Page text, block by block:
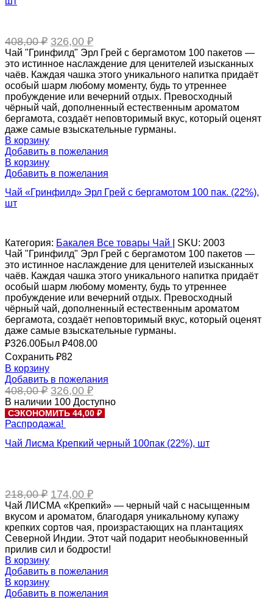
408,00₽ Первоначальная
цена
составляла
408,00 ₽.
326,00 ₽Текущая
цена:
326,00 ₽.
Чай "Гринфилд" Эрл Грей с бергамотом 100 пакетов —
это истинное наслаждение для ценителей изысканных
чаёв. Каждая чашка этого уникального напитка придаёт
особый шарм любому моменту, будь то утреннее
пробуждение или вечерний отдых. Превосходный
чёрный чай, дополненный естественным ароматом
бергамота, создаёт неповторимый вкус, который оценят
даже самые взыскательные гурманы.
В корзину
Добавить в пожелания
В корзину
Добавить в пожелания
Чай «Гринфилд» Эрл Грей с бергамотом 100 пак. (22%),
шт
Категория: Бакалея Все товары Чай SKU: 2003
Чай "Гринфилд" Эрл Грей с бергамотом 100 пакетов —
это истинное наслаждение для ценителей изысканных
чаёв. Каждая чашка этого уникального напитка придаёт
особый шарм любому моменту, будь то утреннее
пробуждение или вечерний отдых. Превосходный
чёрный чай, дополненный естественным ароматом
бергамота, создаёт неповторимый вкус, который оценят
даже самые взыскательные гурманы.
₽326.00Был ₽408.00
Сохранить ₽82
В корзину
Добавить в пожелания
408,00₽ Первоначальная
цена
составляла
408,00 ₽.
326,00 ₽Текущая
цена:
326,00 ₽.
В наличии 100 Доступно
СЭКОНОМИТЬ 44,00 ₽
Распродажа!
Чай Лисма Крепкий черный 100пак (22%), шт
218,00₽ Первоначальная
цена
составляла
218,00 ₽.
174,00 ₽Текущая
цена:
174,00 ₽.
Чай ЛИСМА «Крепкий» — черный чай с насыщенным
вкусом и ароматом, благодаря уникальному купажу
крепких сортов чая, произрастающих на плантациях
Северной Индии. Этот чай подарит необыкновенный
прилив сил и бодрости!
В корзину
Добавить в пожелания
В корзину
Добавить в пожелания